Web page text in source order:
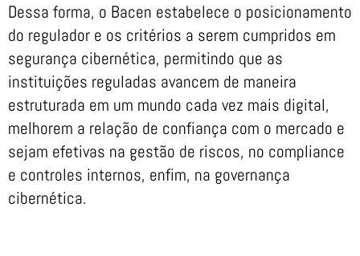
Dessa forma, o Bacen estabelece o posicionamento
do regulador e os critérios a serem cumpridos em
segurança cibernética, permitindo que as
instituições reguladas avancem de maneira
estruturada em um mundo cada vez mais digital,
melhorem a relação de confiança com o mercado e
sejam efetivas na gestão de riscos, no compliance
e controles internos, enfim, na governança
cibernética.